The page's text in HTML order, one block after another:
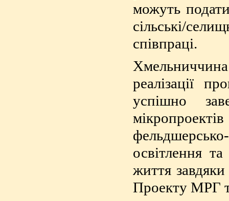
можуть
сільські/
співпраці.
реалізації
успішно
освітлення
життя
Проекту МРГ